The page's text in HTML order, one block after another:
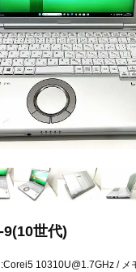
世代)
10310U@1.7GHz / メ